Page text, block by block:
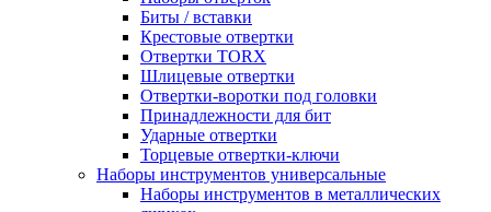
Биты / вставки
Крестовые отвертки
Отвертки TORX
Шлицевые отвертки
Отвертки-воротки под головки
Принадлежности для бит
Ударные отвертки
Торцевые отвертки-ключи
Наборы инструментов универсальные
Наборы инструментов в металлических